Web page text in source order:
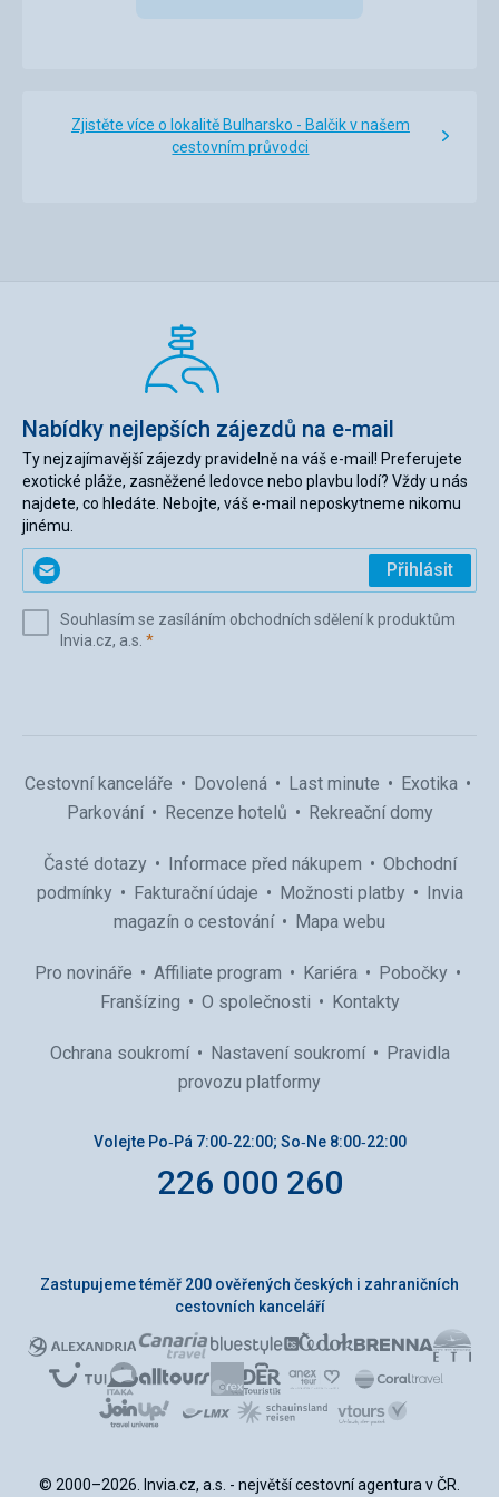
Zjistěte více o lokalitě Bulharsko - Balčik v našem
cestovním průvodci
Nabídky nejlepších zájezdů na e-mail
Ty nejzajímavější zájezdy pravidelně na váš e-mail! Preferujete
exotické pláže, zasněžené ledovce nebo plavbu lodí? Vždy u nás
najdete, co hledáte. Nebojte, váš e-mail neposkytneme nikomu
jinému.
Zadejte
svůj
(povinné)
Přihlásit
Souhlasím se zasíláním obchodních sdělení k produktům
Invia.cz, a.s. *(povinné)
Cestovní kanceláře Dovolená Last minute
Exotika
Parkování
Recenze hotelů Rekreační domy
Časté dotazy Informace před nákupem
Obchodní
podmínky
Fakturační údaje Možnosti platby
Invia
magazín o cestování
Mapa webu
Pro novináře Affiliate program Kariéra
Pobočky
Franšízing
O společnosti Kontakty
Ochrana soukromí Nastavení soukromí
Pravidla
provozu platformy
Volejte Po‑Pá 7:00‑22:00; So‑Ne 8:00‑22:00
226 000 260
Zastupujeme téměř 200 ověřených českých i zahraničních
cestovních kanceláří
© 2000–2026. Invia.cz, a.s. - největší cestovní agentura v ČR.